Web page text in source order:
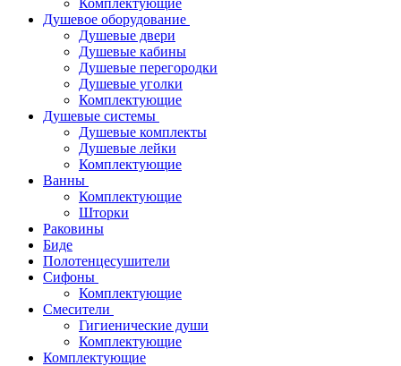
Комплектующие
Душевое оборудование
Душевые двери
Душевые кабины
Душевые перегородки
Душевые уголки
Комплектующие
Душевые системы
Душевые комплекты
Душевые лейки
Комплектующие
Ванны
Комплектующие
Шторки
Раковины
Биде
Полотенцесушители
Сифоны
Комплектующие
Смесители
Гигиенические души
Комплектующие
Комплектующие